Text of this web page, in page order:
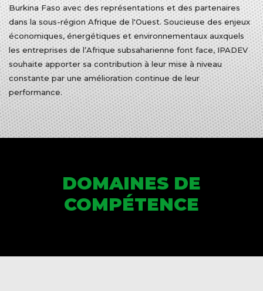
Burkina Faso avec des représentations et des partenaires
dans la sous-région Afrique de l'Ouest. Soucieuse des enjeux
économiques, énergétiques et environnementaux auxquels
les entreprises de l’Afrique subsaharienne font face, IPADEV
souhaite apporter sa contribution à leur mise à niveau
constante par une amélioration continue de leur
performance.
DOMAINES DE
COMPÉTENCE